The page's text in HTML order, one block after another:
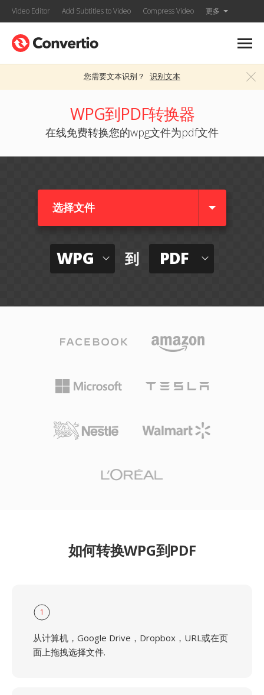
Video Editor Add Subtitles to Video Compress Video 更多
您需要文本识别？ 识别文本
WPG到PDF转换器
在线免费转换您的wpg文件为pdf文件
选择文件
WPG 到 PDF
如何转换WPG到PDF
1
从计算机，Google Drive，Dropbox，URL或在页
面上拖拽选择文件.